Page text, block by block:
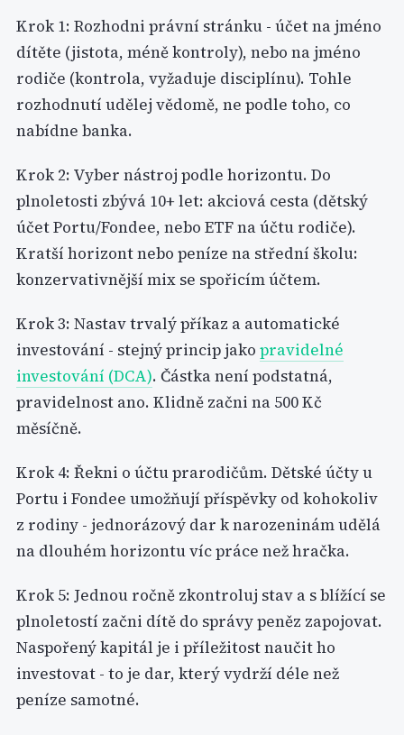
Krok 1: Rozhodni právní stránku - účet na jméno
dítěte (jistota, méně kontroly), nebo na jméno
rodiče (kontrola, vyžaduje disciplínu). Tohle
rozhodnutí udělej vědomě, ne podle toho, co
nabídne banka.
Krok 2: Vyber nástroj podle horizontu. Do
plnoletosti zbývá 10+ let: akciová cesta (dětský
účet Portu/Fondee, nebo ETF na účtu rodiče).
Kratší horizont nebo peníze na střední školu:
konzervativnější mix se spořicím účtem.
Krok 3: Nastav trvalý příkaz a automatické
investování - stejný princip jako pravidelné
investování (DCA). Částka není podstatná,
pravidelnost ano. Klidně začni na 500 Kč
měsíčně.
Krok 4: Řekni o účtu prarodičům. Dětské účty u
Portu i Fondee umožňují příspěvky od kohokoliv
z rodiny - jednorázový dar k narozeninám udělá
na dlouhém horizontu víc práce než hračka.
Krok 5: Jednou ročně zkontroluj stav a s blížící se
plnoletostí začni dítě do správy peněz zapojovat.
Naspořený kapitál je i příležitost naučit ho
investovat - to je dar, který vydrží déle než
peníze samotné.